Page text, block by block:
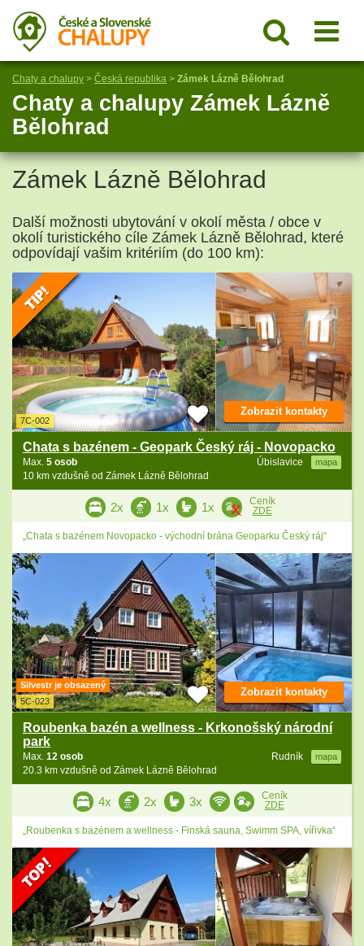
Chaty a chalupy > Česká republika > Zámek Lázně Bělohrad
Chaty a chalupy Zámek Lázně
Bělohrad
Zámek Lázně Bělohrad
Další možnosti ubytování v okolí města / obce v
okolí turistického cíle Zámek Lázně Bělohrad, které
odpovídají vašim kritériím (do 100 km):
7C-002
Chata s bazénem - Geopark Český ráj - Novopacko
Úbislavice mapa
Max. 5 osob
10 km vzdušně od Zámek Lázně Bělohrad
Zobrazit kontakty
2x 1x 1x
Ceník
ZDE
„Chata s bazénem Novopacko - východní brána Geoparku Český ráj“
Silvestr je obsazený
5C-023
Roubenka bazén a wellness - Krkonošský národní
park
Rudník mapa
Max. 12 osob
20.3 km vzdušně od Zámek Lázně Bělohrad
Zobrazit kontakty
4x 2x 3x
Ceník
ZDE
„Roubenka s bazénem a wellness - Finská sauna, Swimm SPA, vířivka“